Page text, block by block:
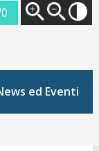
ed Eventi